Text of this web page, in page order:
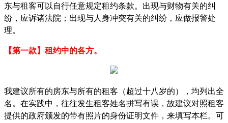
东与租客可以自行任意规定租约条款。出现与财物有关的纠
纷，应诉诸法院；出现与人身冲突有关的纠纷，应做报警处
理。
【第一款】 租约中的各方。
我建议所有的房东与所有的租客（超过十八岁的），均列出全
名。 在实践中，往往发生租客姓名拼写有误，故建议对照租客
提供的政府颁发的带有照片的身份证明文件，来填写本栏。
可